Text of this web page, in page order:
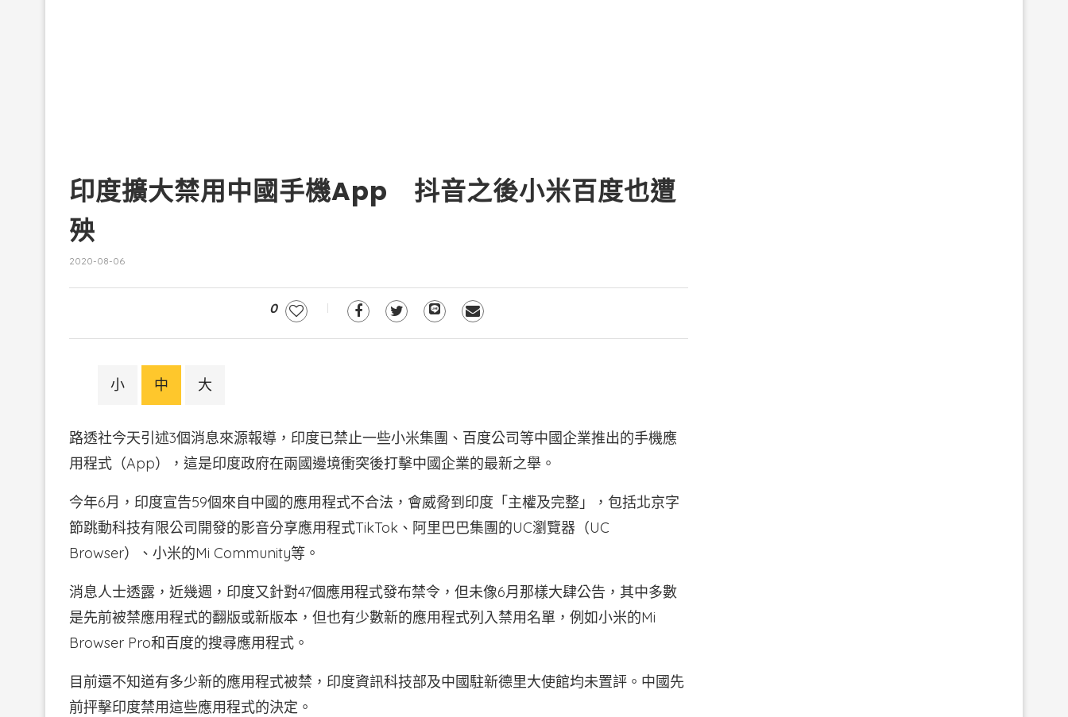
印度擴大禁用中國手機App 抖音之後小米百度也遭
殃
2020-08-06
0
小 中 大
路透社今天引述3個消息來源報導，印度已禁止一些小米集團、百度公司等中國企業推出的手機應
用程式（App），這是印度政府在兩國邊境衝突後打擊中國企業的最新之舉。
今年6月，印度宣告59個來自中國的應用程式不合法，會威脅到印度「主權及完整」，包括北京字
節跳動科技有限公司開發的影音分享應用程式TikTok、阿里巴巴集團的UC瀏覽器（UC
Browser）、小米的Mi Community等。
消息人士透露，近幾週，印度又針對47個應用程式發布禁令，但未像6月那樣大肆公告，其中多數
是先前被禁應用程式的翻版或新版本，但也有少數新的應用程式列入禁用名單，例如小米的Mi
Browser Pro和百度的搜尋應用程式。
目前還不知道有多少新的應用程式被禁，印度資訊科技部及中國駐新德里大使館均未置評。中國先
前抨擊印度禁用這些應用程式的決定。